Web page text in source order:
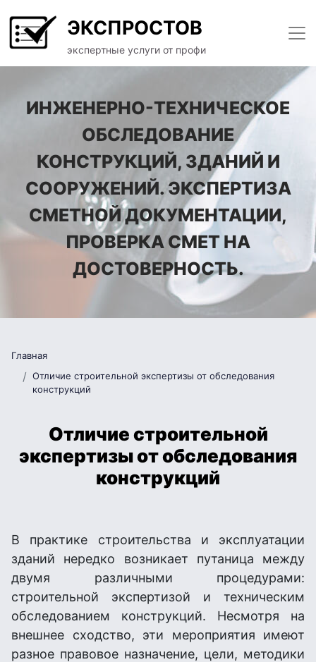
ЭКСПРОСТОВ
экспертные услуги от профи
ИНЖЕНЕРНО-ТЕХНИЧЕСКОЕ
ОБСЛЕДОВАНИЕ
КОНСТРУКЦИЙ, ЗДАНИЙ И
СООРУЖЕНИЙ. ЭКСПЕРТИЗА
СМЕТНОЙ ДОКУМЕНТАЦИИ,
ПРОВЕРКА СМЕТ НА
ДОСТОВЕРНОСТЬ.
Главная
Отличие строительной экспертизы от обследования
конструкций
Отличие строительной
экспертизы от обследования
конструкций
В практике строительства и эксплуатации
зданий нередко возникает путаница между
двумя различными процедурами:
строительной экспертизой и техническим
обследованием конструкций. Несмотря на
внешнее сходство, эти мероприятия имеют
разное правовое назначение, цели, методики